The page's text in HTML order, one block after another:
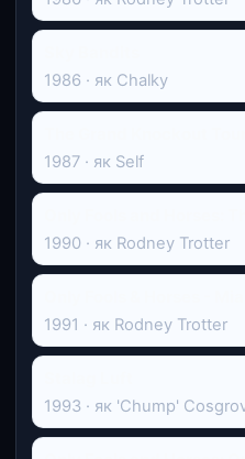
1986 · як Chalky
1987 · як Self
1990 · як Rodney Trotter
1991 · як Rodney Trotter
1993 · як 'Chump'